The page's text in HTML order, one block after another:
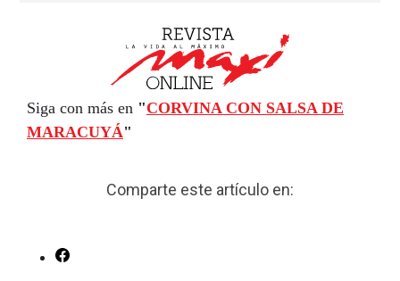
Siga con más en "CORVINA CON SALSA DE
MARACUYÁ"
Comparte este artículo en: